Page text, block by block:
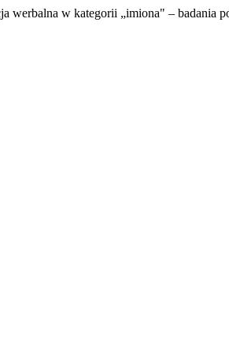
werbalna w kategorii „imiona" – badania